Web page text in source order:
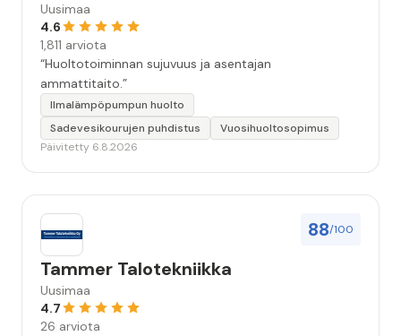
Uusimaa
4.6
1,811 arviota
“Huoltotoiminnan sujuvuus ja asentajan
ammattitaito.”
Ilmalämpöpumpun huolto
Sadevesikourujen puhdistus
Vuosihuoltosopimus
Päivitetty 6.8.2026
88/100
Tammer Talotekniikka
Uusimaa
4.7
26 arviota